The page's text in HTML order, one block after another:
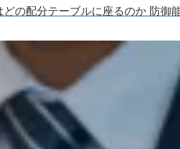
配分テーブルに座るのか 防御